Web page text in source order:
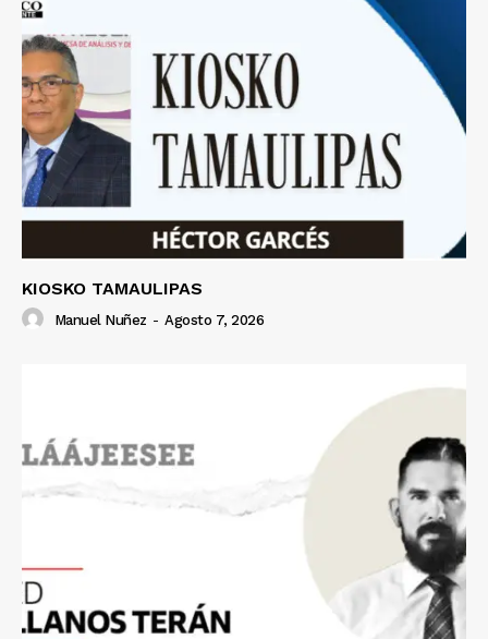
KIOSKO TAMAULIPAS
Manuel Nuñez - Agosto 7, 2026